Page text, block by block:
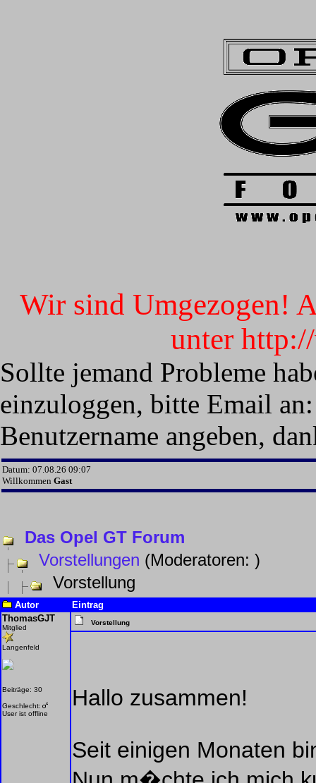
Wir sind Umgezogen!
unter
Sollte jemand Probleme
einzuloggen, bitte Email
Benutzername angeben,
Datum: 07.08.26 09:07
Willkommen Gast
Das Opel GT Forum
Vorstellungen (Moderatoren: )
Vorstellung
Autor
Eintrag
ThomasGJT
Mitglied
Langenfeld
Beiträge: 30
Geschlecht:
User ist offline
Vorstellung
Hallo zusammen!
Seit einigen Monaten